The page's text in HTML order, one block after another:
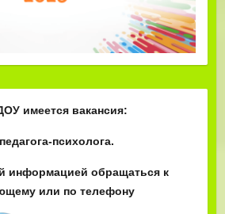
имеется вакансия:
психолога.
информацией обращаться к
или по телефону